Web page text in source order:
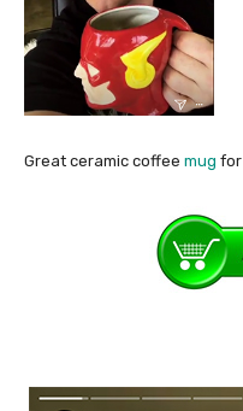
Great ceramic coffee mug for